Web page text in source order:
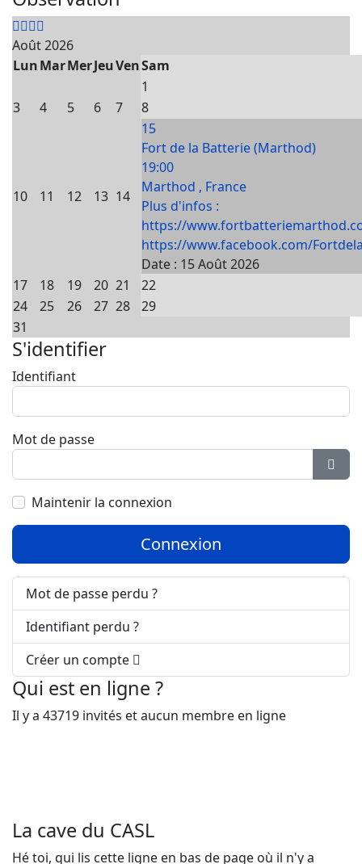
Août 2026
LunMarMerJeuVenSam
1
3
4 5 6 7 8
10 11 12 13 14
15
Fort de la Batterie (Marthod)
19:00
Marthod , France
Plus d'infos :
https://
https://www.facebook.com/
Date : 15 Août 2026
17
18 19 20 21
22
24
25 26 27 28
29
31
S'identifier
Identifiant
Mot de passe
Maintenir la connexion
Connexion
Mot de passe perdu ?
Identifiant perdu ?
Créer un compte
Qui est en ligne ?
Il y a 43719 invités et aucun membre en ligne
La cave du CASL
Hé toi, qui lis cette ligne en bas de page où il n'y a